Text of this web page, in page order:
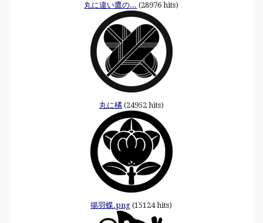
丸に違い鷹の... (28976 hits)
丸に橘(24952 hits)
揚羽蝶.png (15124 hits)